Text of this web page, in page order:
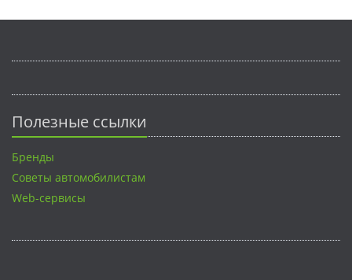
Полезные ссылки
Бренды
Советы автомобилистам
Web-сервисы